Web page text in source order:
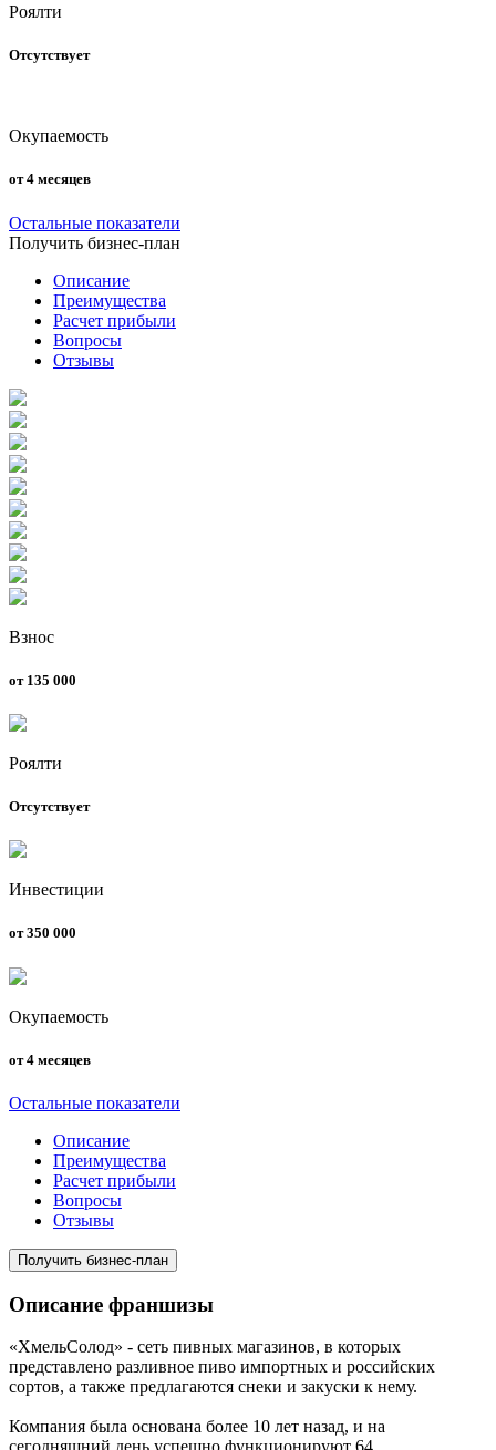
Роялти
Отсутствует
Окупаемость
от 4 месяцев
Остальные показатели
Получить бизнес-план
Описание
Преимущества
Расчет прибыли
Вопросы
Отзывы
Взнос
от 135 000
Роялти
Отсутствует
Инвестиции
от 350 000
Окупаемость
от 4 месяцев
Остальные показатели
Описание
Преимущества
Расчет прибыли
Вопросы
Отзывы
Получить бизнес-план
Описание франшизы
«ХмельСолод» - сеть пивных магазинов, в которых
представлено разливное пиво импортных и российских
сортов, а также предлагаются снеки и закуски к нему.
Компания была основана более 10 лет назад, и на